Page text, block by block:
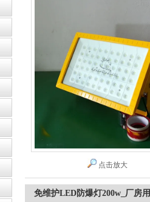
点击放大
免维护LED防爆灯200w_厂房